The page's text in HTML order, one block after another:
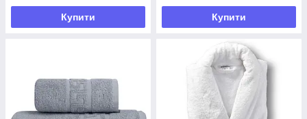
Купити Купити